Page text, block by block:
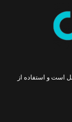
است و استفاده از